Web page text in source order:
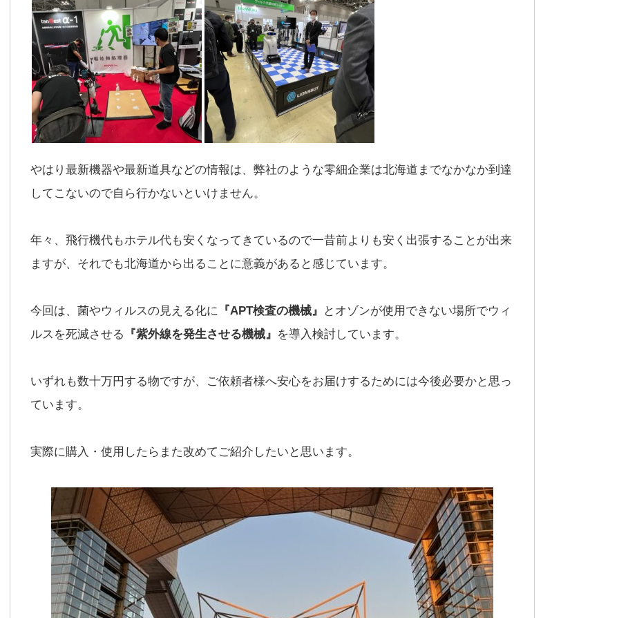
やはり最新機器や最新道具などの情報は、弊社のような零細企業は北海道までなかなか到達
してこないので自ら行かないといけません。
年々、飛行機代もホテル代も安くなってきているので一昔前よりも安く出張することが出来
ますが、それでも北海道から出ることに意義があると感じています。
今回は、菌やウィルスの見える化に 『APT検査の機械』
とオゾンが使用できない場所でウィ
ルスを死滅させる
『紫外線を発生させる機械』 を導入検討しています。
いずれも数十万円する物ですが、ご依頼者様へ安心をお届けするためには今後必要かと思っ
ています。
実際に購入・使用したらまた改めてご紹介したいと思います。